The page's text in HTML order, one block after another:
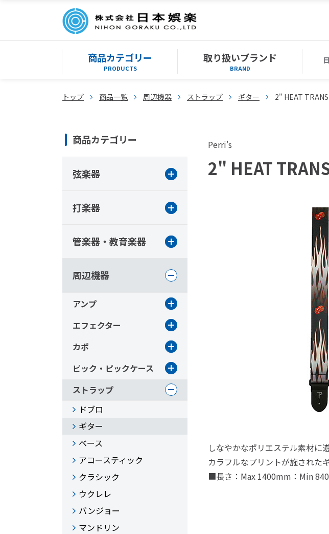
商品カテゴリー
PRODUCTS
取り扱いブランド
BRAND
トップ 商品一覧 周辺機器 ストラップ ギター 2" HEAT
Perri's
2" HEAT
しなやかなポリエステル素材に
カラフルなプリントが施された
■長さ：Max 1400mm：Min
商品カテゴリー
弦楽器
打楽器
管楽器・教育楽器
周辺機器
アンプ
エフェクター
カポ
ピック・ピックケース
ストラップ
ドブロ
ギター
ベース
アコースティック
クラシック
ウクレレ
バンジョー
マンドリン